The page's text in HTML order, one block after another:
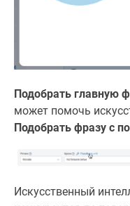
Подобрать главную
может помочь
Подобрать фразу с
Искусственный